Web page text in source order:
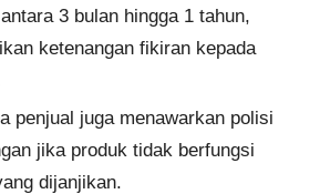
3 bulan hingga 1 tahun,
ketenangan fikiran kepada
penjual juga menawarkan polisi
jika produk tidak berfungsi
dijanjikan.